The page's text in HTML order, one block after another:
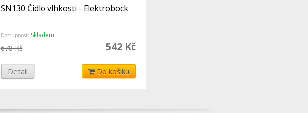
SN130 Čidlo vlhkosti - Elektrobock
Dostupnost: Skladem
542 Kč
678 Kč
Detail Do košíku